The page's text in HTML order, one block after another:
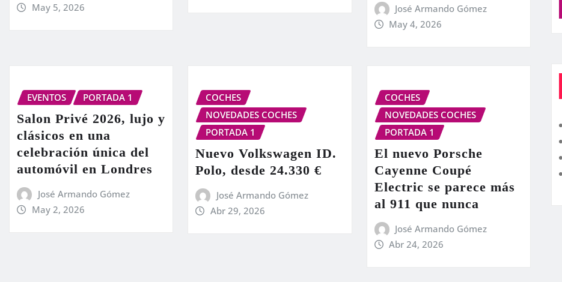
May 5, 2026
José Armando Gómez
May 4, 2026
EVENTOS PORTADA 1
Salon Privé 2026, lujo y
clásicos en una
celebración única del
automóvil en Londres
José Armando Gómez
May 2, 2026
COCHES
NOVEDADES COCHES
PORTADA 1
Nuevo Volkswagen ID.
Polo, desde 24.330 €
José Armando Gómez
Abr 29, 2026
COCHES
NOVEDADES COCHES
PORTADA 1
El nuevo Porsche
Cayenne Coupé
Electric se parece más
al 911 que nunca
José Armando Gómez
Abr 24, 2026